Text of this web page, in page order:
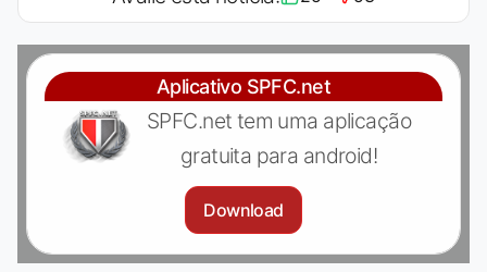
Aplicativo SPFC.net
SPFC.net tem uma aplicação
gratuita para android!
Download